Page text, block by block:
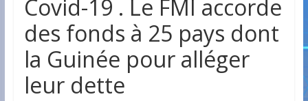
Covid-19 . Le FMI accorde
des fonds à 25 pays dont
la Guinée pour alléger
leur dette